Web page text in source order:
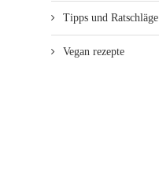
Tipps und Ratschläge
Vegan rezepte